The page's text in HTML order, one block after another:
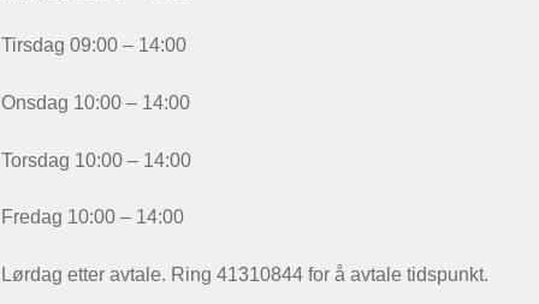
Tirsdag 09:00 – 14:00
Onsdag 10:00 – 14:00
Torsdag 10:00 – 14:00
Fredag 10:00 – 14:00
Lørdag etter avtale. Ring 41310844 for å avtale tidspunkt.